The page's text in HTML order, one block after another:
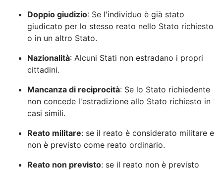
Doppio giudizio: Se l'individuo è già stato
giudicato per lo stesso reato nello Stato richiesto
o in un altro Stato.
Nazionalità: Alcuni Stati non estradano i propri
cittadini.
Mancanza di reciprocità: Se lo Stato richiedente
non concede l'estradizione allo Stato richiesto in
casi simili.
Reato militare: se il reato è considerato militare e
non è previsto come reato ordinario.
Reato non previsto: se il reato non è previsto